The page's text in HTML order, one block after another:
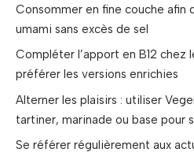
Consommer en fine couche afin
umami sans excès de sel
Compléter l’apport en B12 chez
préférer les versions enrichies
Alterner les plaisirs : utiliser
tartiner, marinade ou base pour
Se référer régulièrement aux